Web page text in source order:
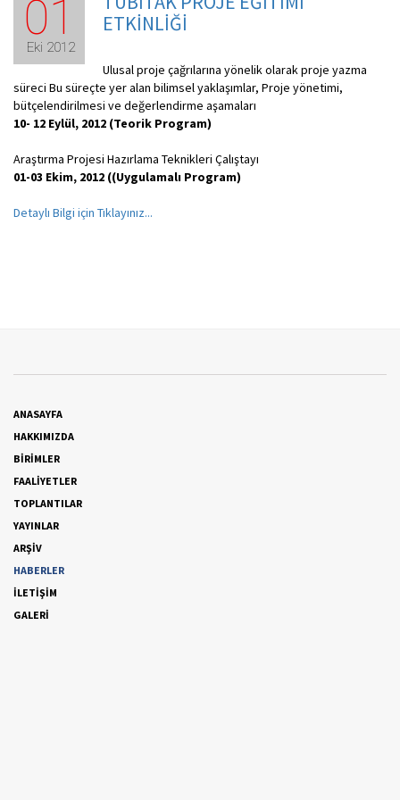
01
Eki 2012
ETKİNLİĞİ
Ulusal proje çağrılarına yönelik olarak proje yazma
süreci Bu süreçte yer alan bilimsel yaklaşımlar, Proje yönetimi,
bütçelendirilmesi ve değerlendirme aşamaları
10- 12 Eylül, 2012 (Teorik Program)
Araştırma Projesi Hazırlama Teknikleri Çalıştayı
01-03 Ekim, 2012 ((Uygulamalı Program)
Detaylı Bilgi için Tıklayınız...
ANASAYFA
HAKKIMIZDA
BİRİMLER
FAALİYETLER
TOPLANTILAR
YAYINLAR
ARŞİV
HABERLER
İLETİŞİM
GALERİ